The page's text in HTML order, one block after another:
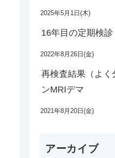
2025年5月1日(木)
16年目の定期検診
2022年8月26日(金)
再検査結果（よ
ンMRIデマ
2021年8月20日(金)
アーカイブ